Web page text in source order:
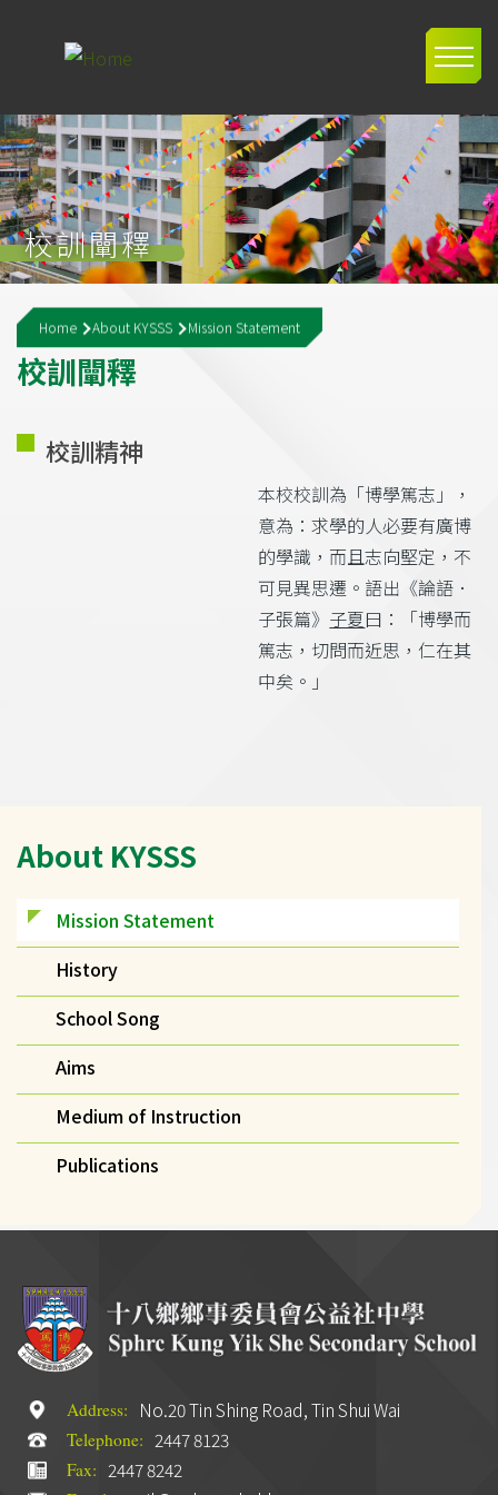
校訓闡釋
Breadcrumb
Home About KYSSS Mission Statement
校訓闡釋
校訓精神
本校校訓為「博學篤志」，
意為：求學的人必要有廣博
的學識，而且志向堅定，不
可見異思遷。語出《論語．
子張篇》 子夏曰：「博學而
篤志，切問而近思，仁在其
中矣。」
navigation
About KYSSS
Mission Statement
History
School Song
Aims
Medium of Instruction
Publications
Address: No.20 Tin Shing Road, Tin Shui Wai
Telephone: 2447 8123
Fax: 2447 8242